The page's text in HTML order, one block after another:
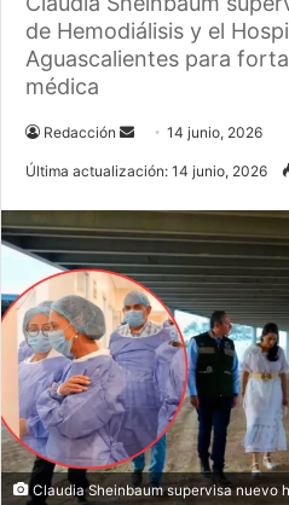
de Hemodiálisis y el
Aguascalientes para
médica
Redacción
Send14 junio, 2026
Última actualización: 14 junio, 2026
Claudia Sheinbaum supervisa nuevo